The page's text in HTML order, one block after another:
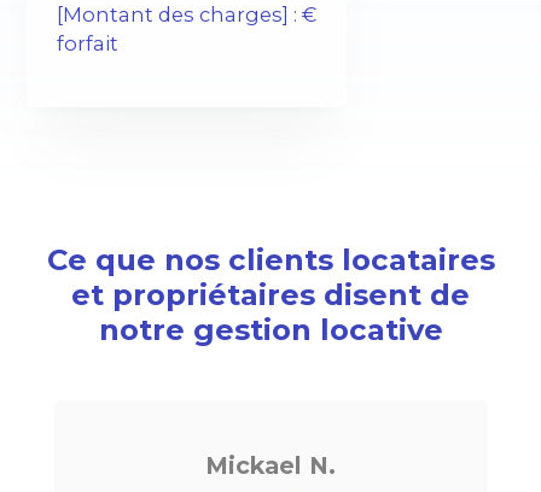
[Montant des charges] : €
forfait
Ce que nos clients locataires
et propriétaires disent de
notre gestion locative
Mickael N.